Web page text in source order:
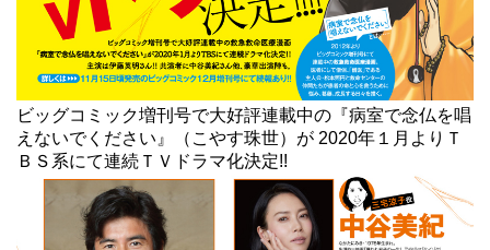
ビッグコミック増刊号で大好評連載中の『病室で念仏を唱
えないでください』（こやす珠世）が 2020年１月よりＴ
ＢＳ系にて連続ＴＶドラマ化決定!!